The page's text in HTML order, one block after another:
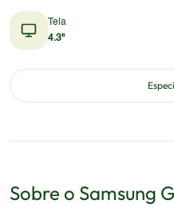
Tela
4.3"
Sobre o Samsung